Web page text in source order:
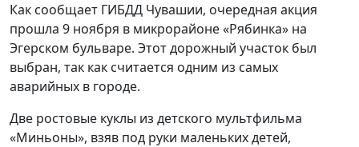
Как сообщает ГИБДД Чувашии, очередная акция
прошла 9 ноября в микрорайоне «Рябинка» на
Эгерском бульваре. Этот дорожный участок был
выбран, так как считается одним из самых
аварийных в городе.
Две ростовые куклы из детского мультфильма
«Миньоны», взяв под руки маленьких детей,